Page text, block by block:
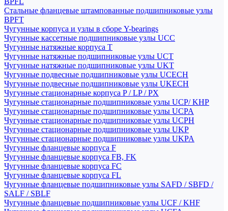
Стальные фланцевые штампованные подшипниковые узлы
BPFT
Чугунные корпуса и узлы в сборе Y-bearings
Чугунные кассетные подшипниковые узлы UCC
Чугунные натяжные корпуса T
Чугунные натяжные подшипниковые узлы UCT
Чугунные натяжные подшипниковые узлы UKT
Чугунные подвесные подшипниковые узлы UCECH
Чугунные подвесные подшипниковые узлы UKECH
Чугунные стационарные корпуса P / LP / PX
Чугунные стационарные подшипниковые узлы UCP/ KHP
Чугунные стационарные подшипниковые узлы UCPA
Чугунные стационарные подшипниковые узлы UCPH
Чугунные стационарные подшипниковые узлы UKP
Чугунные стационарные подшипниковые узлы UKPA
Чугунные фланцевые корпуса F
Чугунные фланцевые корпуса FB, FK
Чугунные фланцевые корпуса FC
Чугунные фланцевые корпуса FL
Чугунные фланцевые подшипниковые узлы SAFD / SBFD /
SALF / SBLF
Чугунные фланцевые подшипниковые узлы UCF / KHF